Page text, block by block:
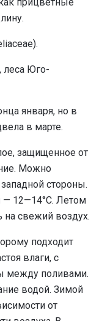
прицветные
Юго-
января, но в
в марте.
защищенное от
Можно
стороны.
— 12—14°С. Летом
свежий воздух.
подходит
влаги, с
между поливами.
водой. Зимой
от